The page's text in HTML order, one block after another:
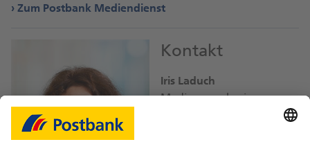
Zum Postbank Mediendienst
Kontakt
Iris Laduch
Mediensprecherin